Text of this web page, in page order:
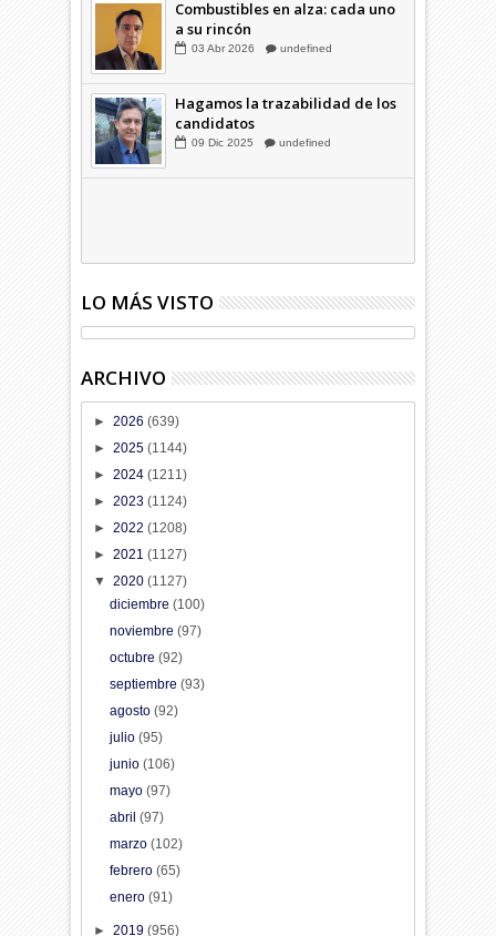
05 May 2025 undefined
a su rincón
03 Abr 2026 undefined
candidatos
LO MÁS VISTO
ARCHIVO
►2026(639)
►2025(1144)
►2024(1211)
►2023(1124)
►2022(1208)
►2021(1127)
▼2020(1127)
diciembre (100)
noviembre (97)
octubre (92)
septiembre (93)
agosto (92)
julio (95)
junio (106)
mayo (97)
abril (97)
marzo (102)
febrero (65)
enero (91)
►2019(956)